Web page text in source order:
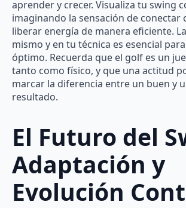
aprender y crecer. Visualiza tu swing
imaginando la sensación de conectar
liberar energía de manera eficiente.
mismo y en tu técnica es esencial
óptimo. Recuerda que el golf es un
tanto como físico, y que una actitud
marcar la diferencia entre un buen y
resultado.
El Futuro del
Adaptación y
Evolución